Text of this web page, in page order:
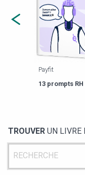
Payfit
13 prompts
TROUVER UN LIVRE